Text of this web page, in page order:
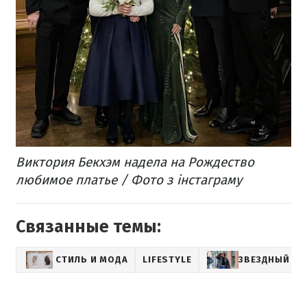
Виктория Бекхэм надела на Рождество
любимое платье / Фото з інстаграму
Связанные темы:
СТИЛЬ И МОДА LIFESTYLE ЗВЕЗДНЫЙ